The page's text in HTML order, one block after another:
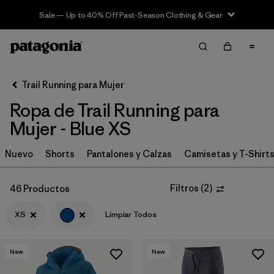
Sale — Up to 40% Off Past-Season Clothing & Gear
Filter & Sort Limpiar Todos
Ordenar Por
Filtrar por
Category
Filtrar por
Price
Filtrar por1
Trail Running para Mujer
Ropa de Trail Running para
Mujer - Blue XS
Nuevo Shorts Pantalones y Calzas Camisetas y T-Shirts
46 Productos Filtros (2)
XS Limpiar Todos
New New